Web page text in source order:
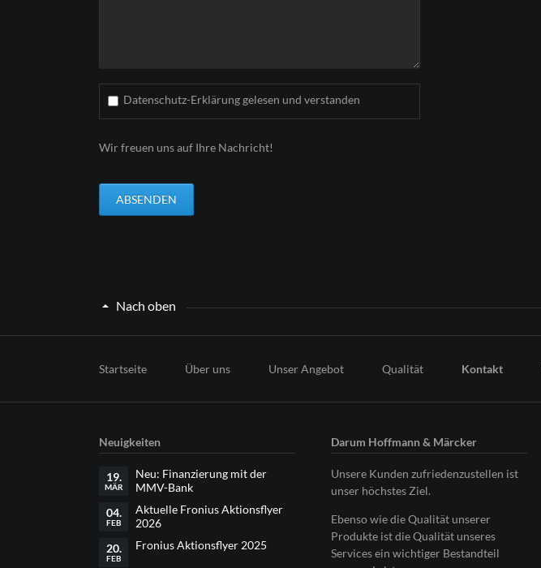
Datenschutz-Erklärung gelesen und verstanden
Wir freuen uns auf Ihre Nachricht!
ABSENDEN
Nach oben
Startseite Über uns Unser Angebot Qualität Kontakt
Neuigkeiten
19.
MÄR
Neu: Finanzierung mit der
MMV-Bank
04.
FEB
Aktuelle Fronius Aktionsflyer
2026
20.
FEB
Fronius Aktionsflyer 2025
Darum Hoffmann & Märcker
Unsere Kunden zufriedenzustellen ist
unser höchstes Ziel.
Ebenso wie die Qualität unserer
Produkte ist die Qualität unseres
Services ein wichtiger Bestandteil